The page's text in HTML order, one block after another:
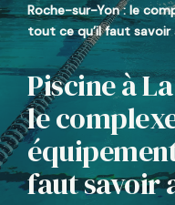
Roche-sur-Yon : le
tout ce qu’il faut savoir
Piscine à
le
faut savoir